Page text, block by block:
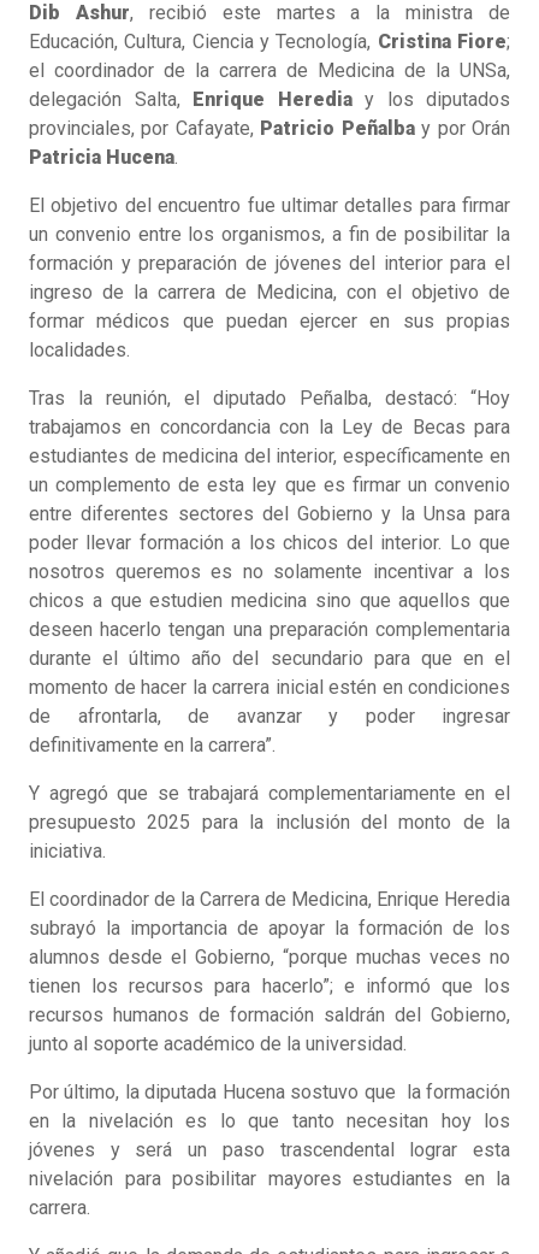
Dib Ashur, recibió este martes a la ministra de
Educación, Cultura, Ciencia y Tecnología, Cristina Fiore;
el coordinador de la carrera de Medicina de la UNSa,
delegación Salta, Enrique Herediay los diputados
provinciales, por Cafayate, Patricio Peñalbay por Orán
Patricia Hucena.
El objetivo del encuentro fue ultimar detalles para firmar
un convenio entre los organismos, a fin de posibilitar la
formación y preparación de jóvenes del interior para el
ingreso de la carrera de Medicina, con el objetivo de
formar médicos que puedan ejercer en sus propias
localidades.
Tras la reunión, el diputado Peñalba, destacó: “Hoy
trabajamos en concordancia con la Ley de Becas para
estudiantes de medicina del interior, específicamente en
un complemento de esta ley que es firmar un convenio
entre diferentes sectores del Gobierno y la Unsa para
poder llevar formación a los chicos del interior. Lo que
nosotros queremos es no solamente incentivar a los
chicos a que estudien medicina sino que aquellos que
deseen hacerlo tengan una preparación complementaria
durante el último año del secundario para que en el
momento de hacer la carrera inicial estén en condiciones
de afrontarla, de avanzar y poder ingresar
definitivamente en la carrera”.
Y agregó que se trabajará complementariamente en el
presupuesto 2025 para la inclusión del monto de la
iniciativa.
El coordinador de la Carrera de Medicina, Enrique Heredia
subrayó la importancia de apoyar la formación de los
alumnos desde el Gobierno, “porque muchas veces no
tienen los recursos para hacerlo”; e informó que los
recursos humanos de formación saldrán del Gobierno,
junto al soporte académico de la universidad.
Por último, la diputada Hucena sostuvo que la formación
en la nivelación es lo que tanto necesitan hoy los
jóvenes y será un paso trascendental lograr esta
nivelación para posibilitar mayores estudiantes en la
carrera.